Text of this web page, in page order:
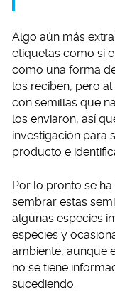
Algo aún más
etiquetas como si
como una forma
los reciben, pero
con semillas que
los enviaron, así
investigación para
producto e
Por lo pronto se
sembrar estas
algunas especies
especies y
ambiente, aunque
no se tiene
sucediendo.